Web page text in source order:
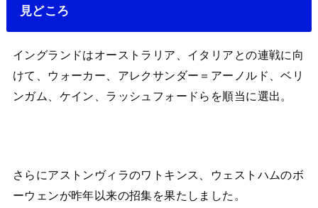
見どころ
イングランドはオーストラリア、イタリアとの連戦に向
けて、ウォーカー、アレクサンダー＝アーノルド、ベリ
ンガム、ケイン、ラッシュフォードらを順当に選出。
さらにアストンヴィラのワトキンス、ウェストハムのボ
ーウェンが昨年以来の招集を果たしました。